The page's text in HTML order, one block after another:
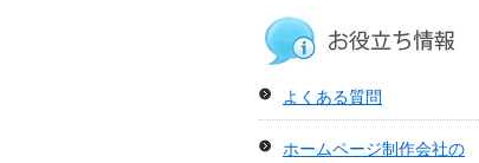
よくある質問
ホームページ制作会社の